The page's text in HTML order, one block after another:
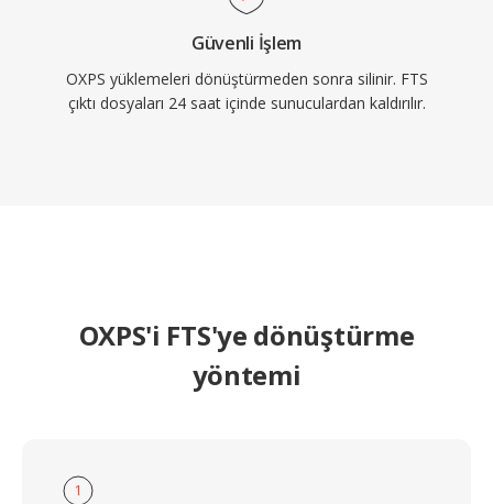
Güvenli İşlem
OXPS yüklemeleri dönüştürmeden sonra silinir. FTS
çıktı dosyaları 24 saat içinde sunuculardan kaldırılır.
OXPS'i FTS'ye dönüştürme
yöntemi
1